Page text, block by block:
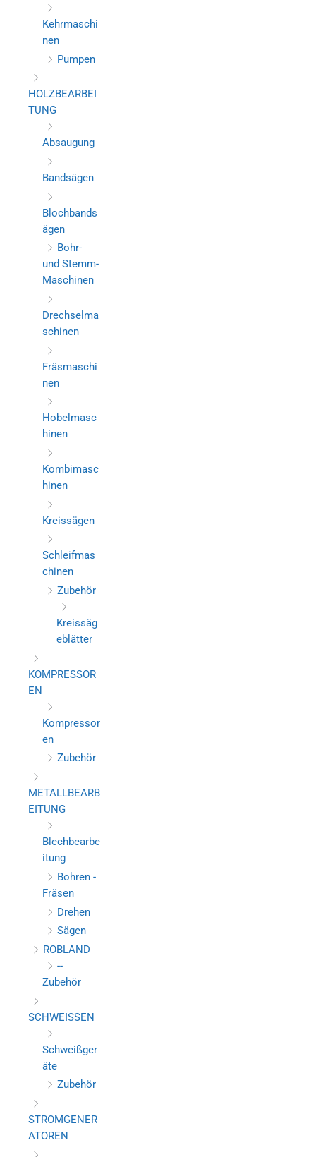
Kehrmaschi
nen
Pumpen
HOLZBEARBEI
TUNG
Absaugung
Bandsägen
Blochbands
ägen
Bohr-
und Stemm-
Maschinen
Drechselma
schinen
Fräsmaschi
nen
Hobelmasc
hinen
Kombimasc
hinen
Kreissägen
Schleifmas
chinen
Zubehör
Kreissäg
eblätter
KOMPRESSOR
EN
Kompressor
en
Zubehör
METALLBEARB
EITUNG
Blechbearbe
itung
Bohren -
Fräsen
Drehen
Sägen
ROBLAND
--
Zubehör
SCHWEISSEN
Schweißger
äte
Zubehör
STROMGENER
ATOREN